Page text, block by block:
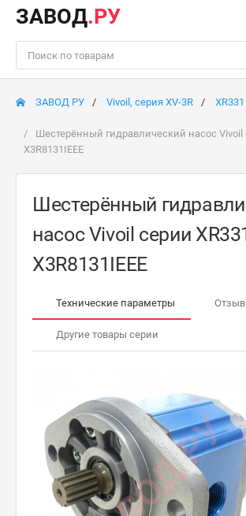
ЗАВОД.РУ
ЗАВОД РУ Vivoil, серия XV-3R XR331
Шестерённый гидравлический насос Vivoil
X3R8131IEEE
Шестерённый
насос Vivoil серии
X3R8131IEEE
Технические параметры
Другие товары серии